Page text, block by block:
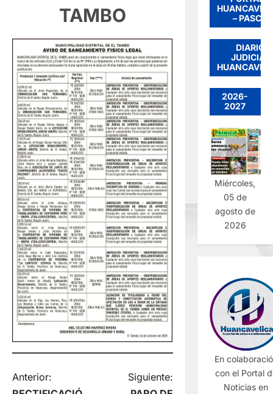
TAMBO
N
Anterior:
Siguiente:
– PASCO
DIARIO
JUDICIAL
2026-
2027
Miércoles,
05 de
agosto de
2026
En
con el Portal
Noticias en